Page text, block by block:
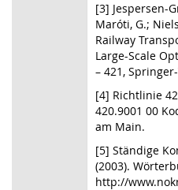
[3] Jespersen-
Maróti, G.;
Railway
Large-Scale
– 421,
[4] Richtlinie
420.9001 00
am Main.
[5] Ständige
(2003).
http://